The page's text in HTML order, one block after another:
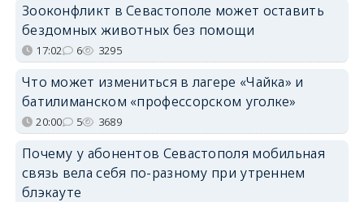
Зооконфликт в Севастополе может оставить
бездомных животных без помощи
17:02 6 3295
Что может измениться в лагере «Чайка» и
батилиманском «профессорском уголке»
20:00 5 3689
Почему у абонентов Севастополя мобильная
связь вела себя по-разному при утреннем
блэкауте